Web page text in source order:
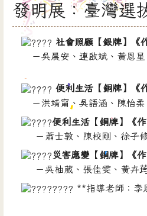
發明展：臺灣選
社會照顧【銀牌】《
－吳晨安、連啟斌、黃恩星
便利生活【銅牌】《
－洪靖甯、吳語涵、陳怡柔
便利生活【銅牌】《
－蕭士敦、陳校剛、徐子
災害應變【銅牌】《
－吳柚葳、張佳雯、黃卉
**指導老師：李